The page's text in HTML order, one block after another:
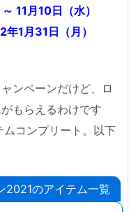
11月10日（水）
1月31日（月）
ンペーンだけど、ロ
もらえるわけです
コンプリート。以下
2021のアイテム一覧